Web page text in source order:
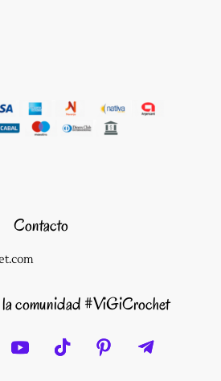
Contacto
la comunidad #ViGiCrochet